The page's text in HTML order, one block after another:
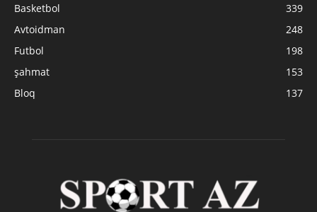
Basketbol
339
Avtoidman
248
Futbol
198
şahmat
153
Bloq
137